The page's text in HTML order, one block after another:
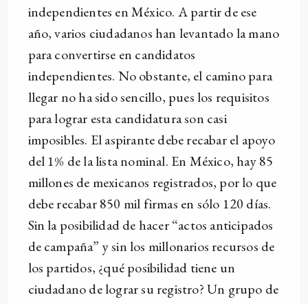
independientes en México. A partir de ese
año, varios ciudadanos han levantado la mano
para convertirse en candidatos
independientes. No obstante, el camino para
llegar no ha sido sencillo, pues los requisitos
para lograr esta candidatura son casi
imposibles. El aspirante debe recabar el apoyo
del 1% de la lista nominal. En México, hay 85
millones de mexicanos registrados, por lo que
debe recabar 850 mil firmas en sólo 120 días.
Sin la posibilidad de hacer “actos anticipados
de campaña” y sin los millonarios recursos de
los partidos, ¿qué posibilidad tiene un
ciudadano de lograr su registro? Un grupo de